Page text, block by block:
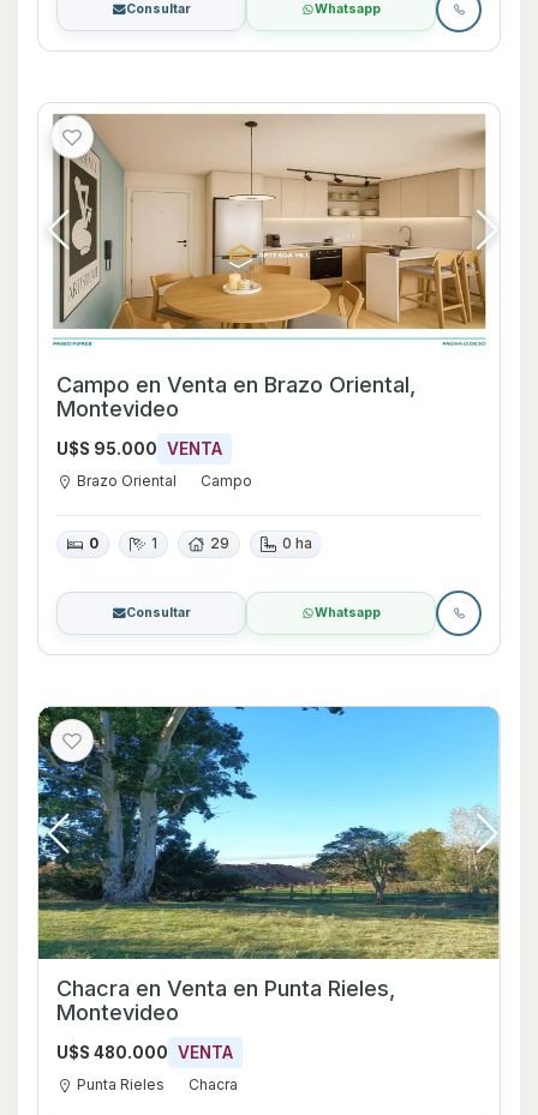
Consultar Whatsapp
Campo en Venta en Brazo Oriental,
Montevideo
U$S 95.000 VENTA
Brazo Oriental Campo
0 1 29 0 ha
Consultar Whatsapp
Chacra en Venta en Punta Rieles,
Montevideo
U$S 480.000 VENTA
Punta Rieles Chacra